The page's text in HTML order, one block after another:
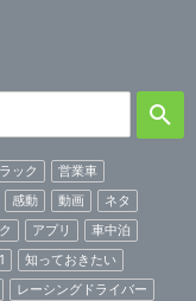
ック
営業車
感動 動画
ネタ
アプリ
車中泊
知っておきたい
レーシングドライバー